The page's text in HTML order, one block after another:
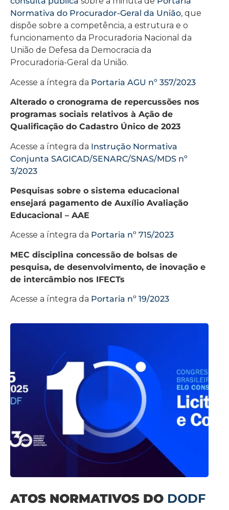
Normativa do Procurador-Geral da União, que
dispõe sobre a competência, a estrutura e o
funcionamento da Procuradoria Nacional da
União de Defesa da Democracia da
Procuradoria-Geral da União.
Acesse a íntegra da Portaria AGU nº 357/2023
Alterado o cronograma de repercussões nos
programas sociais relativos à Ação de
Qualificação do Cadastro Único de 2023
Acesse a íntegra da Instrução Normativa
Conjunta SAGICAD/SENARC/SNAS/MDS nº
3/2023
Pesquisas sobre o sistema educacional
ensejará pagamento de Auxílio Avaliação
Educacional – AAE
Acesse a íntegra da Portaria nº 715/2023
MEC disciplina concessão de bolsas de
pesquisa, de desenvolvimento, de inovação e
de intercâmbio nos IFECTs
Acesse a íntegra da Portaria nº 19/2023
ATOS NORMATIVOS DO DODF